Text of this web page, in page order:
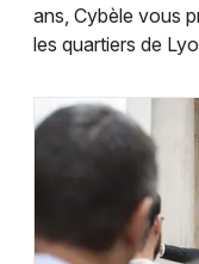
Spectacles
Sports
Sorties famille
Nantes
Paris
Toulouse
ans, Cybèle vous
les quartiers de